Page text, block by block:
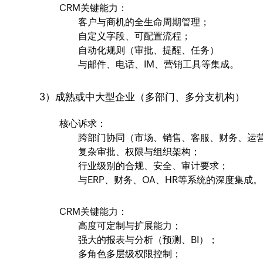
CRM关键能力：
客户与商机的全生命周期管理；
自定义字段、可配置流程；
自动化规则（审批、提醒、任务）
与邮件、电话、IM、营销工具等集成。
3）成熟或中大型企业（多部门、多分支机构）
核心诉求：
跨部门协同（市场、销售、客服、财务、运
复杂审批、权限与组织架构；
行业级别的合规、安全、审计要求；
与ERP、财务、OA、HR等系统的深度集成。
CRM关键能力：
高度可定制与扩展能力；
强大的报表与分析（预测、BI）；
多角色多层级权限控制；